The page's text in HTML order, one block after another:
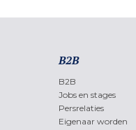
B2B
B2B
Jobs en stages
Persrelaties
Eigenaar worden